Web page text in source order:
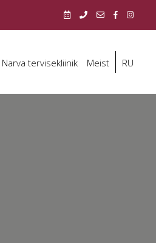
Narva tervisekliinik Meist RU